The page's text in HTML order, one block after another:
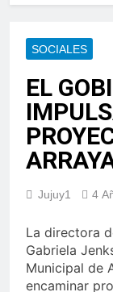
SOCIALES
EL
Jujuy1 4
La directora
Gabriela
Municipal de
encaminar